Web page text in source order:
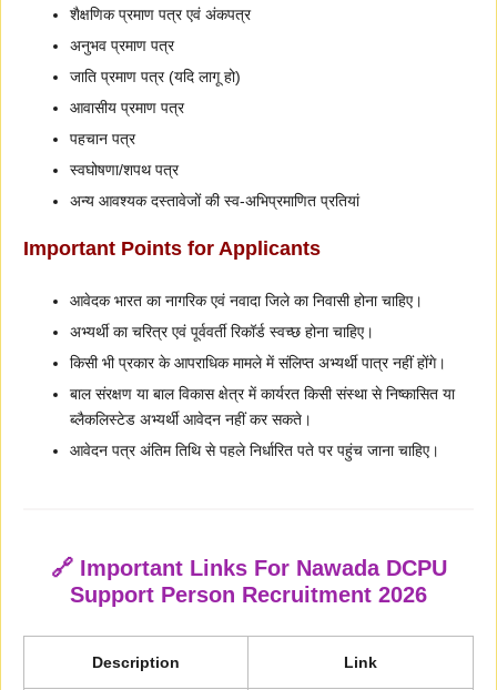
शैक्षणिक प्रमाण पत्र एवं अंकपत्र
अनुभव प्रमाण पत्र
जाति प्रमाण पत्र (यदि लागू हो)
आवासीय प्रमाण पत्र
पहचान पत्र
स्वघोषणा/शपथ पत्र
अन्य आवश्यक दस्तावेजों की स्व-अभिप्रमाणित प्रतियां
Important Points for Applicants
आवेदक भारत का नागरिक एवं नवादा जिले का निवासी होना चाहिए।
अभ्यर्थी का चरित्र एवं पूर्ववर्ती रिकॉर्ड स्वच्छ होना चाहिए।
किसी भी प्रकार के आपराधिक मामले में संलिप्त अभ्यर्थी पात्र नहीं होंगे।
बाल संरक्षण या बाल विकास क्षेत्र में कार्यरत किसी संस्था से निष्कासित या
ब्लैकलिस्टेड अभ्यर्थी आवेदन नहीं कर सकते।
आवेदन पत्र अंतिम तिथि से पहले निर्धारित पते पर पहुंच जाना चाहिए।
🔗 Important Links For Nawada DCPU
Support Person Recruitment 2026
Description Link